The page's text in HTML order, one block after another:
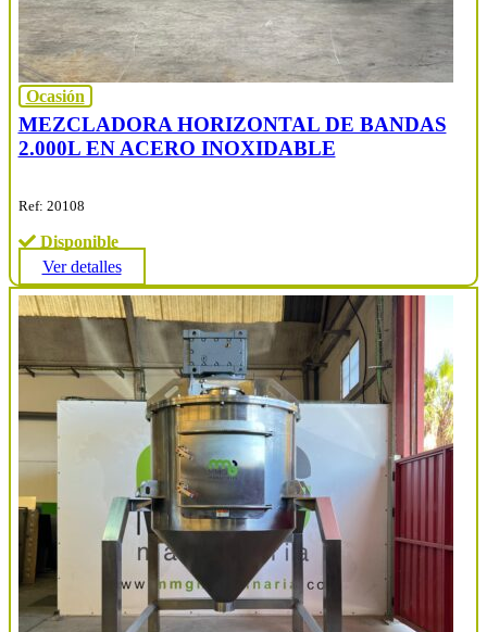
Ocasión
MEZCLADORA HORIZONTAL DE BANDAS
2.000L EN ACERO INOXIDABLE
Ref: 20108
Disponible
Ver detalles